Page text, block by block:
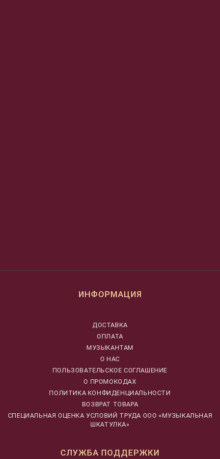
ИНФОРМАЦИЯ
ДОСТАВКА
ОПЛАТА
МУЗЫКАНТАМ
О НАС
ПОЛЬЗОВАТЕЛЬСКОЕ СОГЛАШЕНИЕ
О ПРОМОКОДАХ
ПОЛИТИКА КОНФИДЕНЦИАЛЬНОСТИ
ВОЗВРАТ ТОВАРА
CПЕЦИАЛЬНАЯ ОЦЕНКА УСЛОВИЙ ТРУДА ООО «МУЗЫКАЛЬНАЯ
ШКАТУЛКА»
СЛУЖБА ПОДДЕРЖКИ